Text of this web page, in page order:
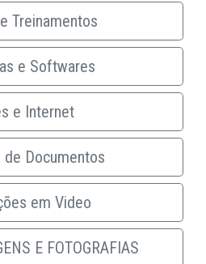
Treinamentos
e Softwares
e Internet
Documentos
em Video
E FOTOGRAFIAS